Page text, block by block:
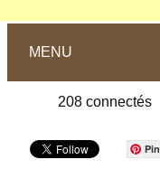
MENU
208 connectés